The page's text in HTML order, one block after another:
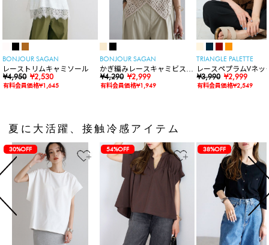
BONJOUR SAGAN
レーストリムキャミソール
¥4,950 ¥2,530
有料会員価格¥1,645
BONJOUR SAGAN
かぎ編みレースキャミビスチ
ェ
¥4,290 ¥2,999
有料会員価格¥1,949
TRIANGLE PALETTE
レースペプラムVネッ
ト
¥3,990 ¥2,999
有料会員価格¥2,549
夏に大活躍、接触冷感アイテム
30%OFF 54%OFF 38%OFF